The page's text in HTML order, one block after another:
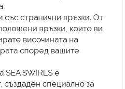
със странични връзки. От
връзки, които ви
височината на
според вашите
SEA SWIRLS е
създаден специално за